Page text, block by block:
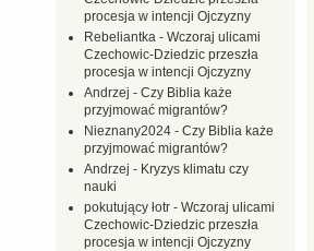
procesja w intencji Ojczyzny
Rebeliantka - Wczoraj ulicami
Czechowic-Dziedzic przeszła
procesja w intencji Ojczyzny
Andrzej - Czy Biblia każe
przyjmować migrantów?
Nieznany2024 - Czy Biblia każe
przyjmować migrantów?
Andrzej - Kryzys klimatu czy
nauki
pokutujący łotr - Wczoraj ulicami
Czechowic-Dziedzic przeszła
procesja w intencji Ojczyzny